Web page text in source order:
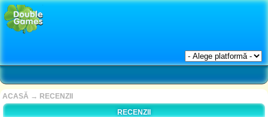
ACASĂ → RECENZII
RECENZII